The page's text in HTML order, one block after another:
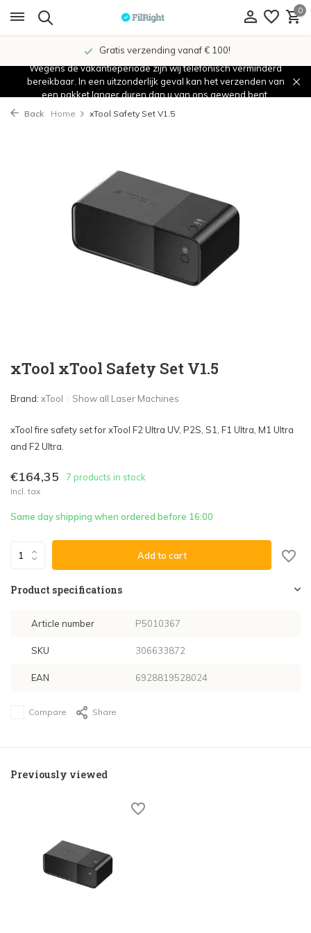
0
Gratis verzending vanaf € 100!
Wegens de vakantieperiode zijn wij telefonisch verminderd
bereikbaar. In een uitzonderlijk geval kan het verzenden van
een pakket langer duren dan u van ons gewend bent.
Back Home xTool Safety Set V1.5
xTool xTool Safety Set V1.5
Brand: xTool Show all Laser Machines
xTool fire safety set for xTool F2 Ultra UV, P2S, S1, F1 Ultra, M1 Ultra
and F2 Ultra.
€164,35 7 products in stock
Incl. tax
Same day shipping when ordered before 16:00
Add to cart
Product specifications
Article number P5010367
SKU 306633872
EAN 6928819528024
Compare Share
Previously viewed